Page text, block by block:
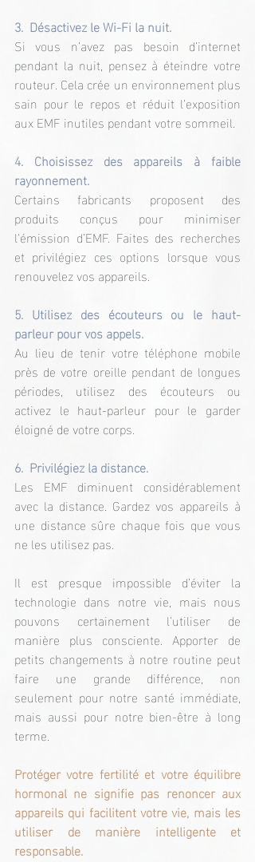
3.  Désactivez le Wi-Fi la nuit.
Si vous n’avez pas besoin d’internet
pendant la nuit, pensez à éteindre votre
routeur. Cela crée un environnement plus
sain pour le repos et réduit l’exposition
aux EMF inutiles pendant votre sommeil.
4. Choisissez des appareils à faible
rayonnement.
Certains fabricants proposent des
produits conçus pour minimiser
l’émission d’EMF. Faites des recherches
et privilégiez ces options lorsque vous
renouvelez vos appareils.
5. Utilisez des écouteurs ou le haut-
parleur pour vos appels.
Au lieu de tenir votre téléphone mobile
près de votre oreille pendant de longues
périodes, utilisez des écouteurs ou
activez le haut-parleur pour le garder
éloigné de votre corps.
6.  Privilégiez la distance.
Les EMF diminuent considérablement
avec la distance. Gardez vos appareils à
une distance sûre chaque fois que vous
ne les utilisez pas.
Il est presque impossible d’éviter la
technologie dans notre vie, mais nous
pouvons certainement l’utiliser de
manière plus consciente. Apporter de
petits changements à notre routine peut
faire une grande différence, non
seulement pour notre santé immédiate,
mais aussi pour notre bien-être à long
terme.
Protéger votre fertilité et votre équilibre
hormonal ne signifie pas renoncer aux
appareils qui facilitent votre vie, mais les
utiliser de manière intelligente et
responsable.